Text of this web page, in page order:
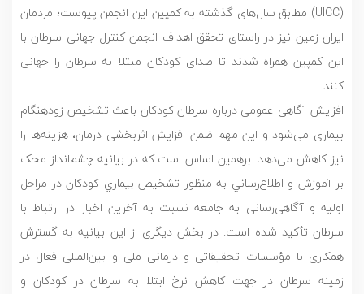
(UICC) مطابق سال‌های گذشته به کمپین این انجمن پیوست؛ مردمان
ایران زمین نیز در راستای تحقق اهداف انجمن کنترل جهانی سرطان با
این کمپین همراه شدند تا صدای کودکان مبتلا به سرطان را جهانی
کنند.
افزایش آگاهی عمومی درباره سرطان کودکان باعث تشخیص زودهنگام
بیماری می‌شود و این مهم ضمن افزایش اثربخشی درمان، هزینه‌ها را
نیز کاهش می‌دهد. برهمین اساس است که در بیانیه چشم‌انداز محک
بر آموزش و اطلاع‌رساني به منظور تشخیص بیماري کودکان در مراحل
اولیه و آگاهی‌رسانی به جامعه نسبت به آخرین اخبار در ارتباط با
سرطان تأکید شده است. در بخش دیگری از این بیانیه به گسترش
همکاری با مؤسسات تحقیقاتی و درمانی ملی و بين‌المللی فعال در
زمينه سرطان در جهت کاهش نرخ ابتلا به سرطان در کودکان و